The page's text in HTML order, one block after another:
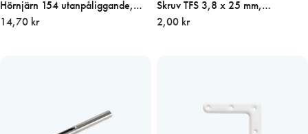
Hörnjärn 154 utanpåliggande,
förzinkat
14,70 kr
Skruv TFS 3,8 x 25 mm,
obehandlad
2,00 kr